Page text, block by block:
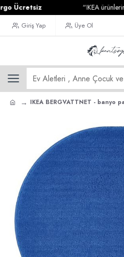
“IKEA
Giriş Yap Üye Ol
IKEA BERGVATTNET - banyo